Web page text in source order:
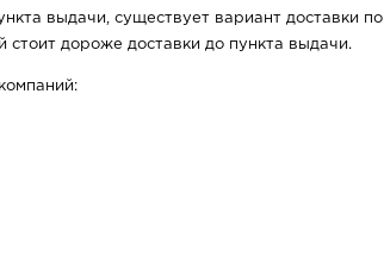
выдачи, существует вариант доставки по
дороже доставки до пункта выдачи.